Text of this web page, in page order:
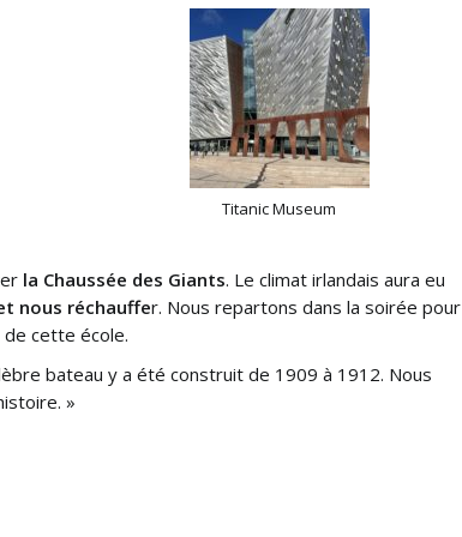
Titanic Museum
la Chaussée des Giants. Le climat irlandais aura eu
nous réchauffer. Nous repartons dans la soirée pour
de cette école.
bateau y a été construit de 1909 à 1912. Nous
»